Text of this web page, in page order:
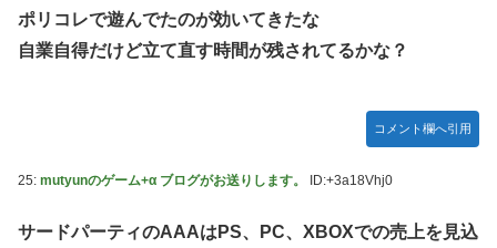
ポリコレで遊んでたのが効いてきたな
自業自得だけど立て直す時間が残されてるかな？
コメント欄へ引用
25: mutyunのゲーム+α ブログがお送りします。 ID:+3a18Vhj0
サードパーティのAAAはPS、PC、XBOXでの売上を見込